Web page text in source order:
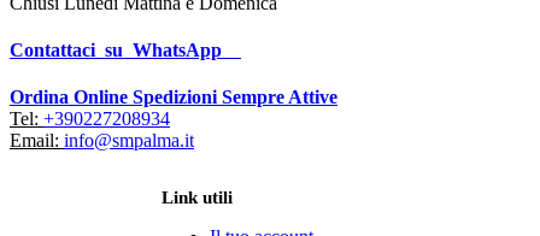
Contattaci su WhatsApp
Ordina Online Spedizioni Sempre Attive
Tel: +390227208934
Email: info@smpalma.it
Link utili